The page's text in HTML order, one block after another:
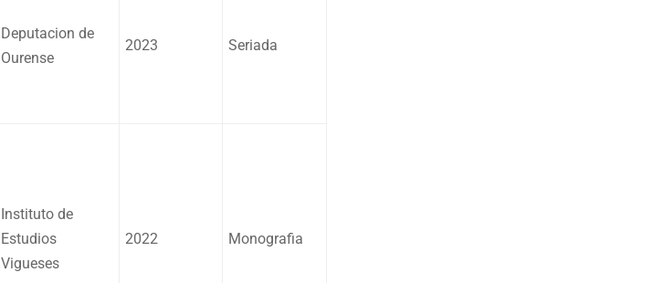
Deputacion de
Ourense
2023 Seriada
Instituto de
Estudios
Vigueses
2022 Monografia